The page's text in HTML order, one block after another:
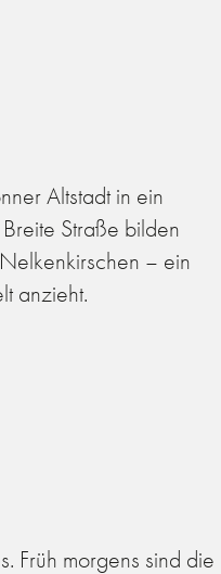
Altstadt in ein
Straße bilden
– ein
anzieht.
Früh morgens sind die